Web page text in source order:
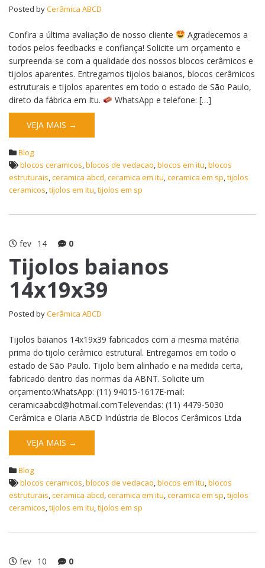
Posted byCerâmica ABCD
Confira a última avaliação de nosso cliente
Agradecemos a
todos pelos feedbacks e confiança! Solicite um orçamento e
surpreenda-se com a qualidade dos nossos blocos cerâmicos e
tijolos aparentes. Entregamos tijolos baianos, blocos cerâmicos
estruturais e tijolos aparentes em todo o estado de São Paulo,
direto da fábrica em Itu.
WhatsApp e telefone: […]
VEJA MAIS →
Blog
blocos ceramicos,blocos de vedacao,blocos em itu,blocos
estruturais,ceramica abcd,ceramica em itu,ceramica em sp,tijolos
ceramicos,tijolos em itu,tijolos em sp
fev 14 0
Tijolos baianos
14x19x39
Posted byCerâmica ABCD
Tijolos baianos 14x19x39 fabricados com a mesma matéria
prima do tijolo cerâmico estrutural. Entregamos em todo o
estado de São Paulo. Tijolo bem alinhado e na medida certa,
fabricado dentro das normas da ABNT. Solicite um
orçamento:WhatsApp: (11) 94015-1617E-mail:
ceramicaabcd@hotmail.comTelevendas: (11) 4479-5030
Cerâmica e Olaria ABCD Indústria de Blocos Cerâmicos Ltda
VEJA MAIS →
Blog
blocos ceramicos,blocos de vedacao,blocos em itu,blocos
estruturais,ceramica abcd,ceramica em itu,ceramica em sp,tijolos
ceramicos,tijolos em itu,tijolos em sp
fev 10 0